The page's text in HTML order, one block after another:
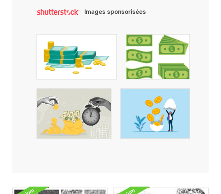
Images sponsorisées